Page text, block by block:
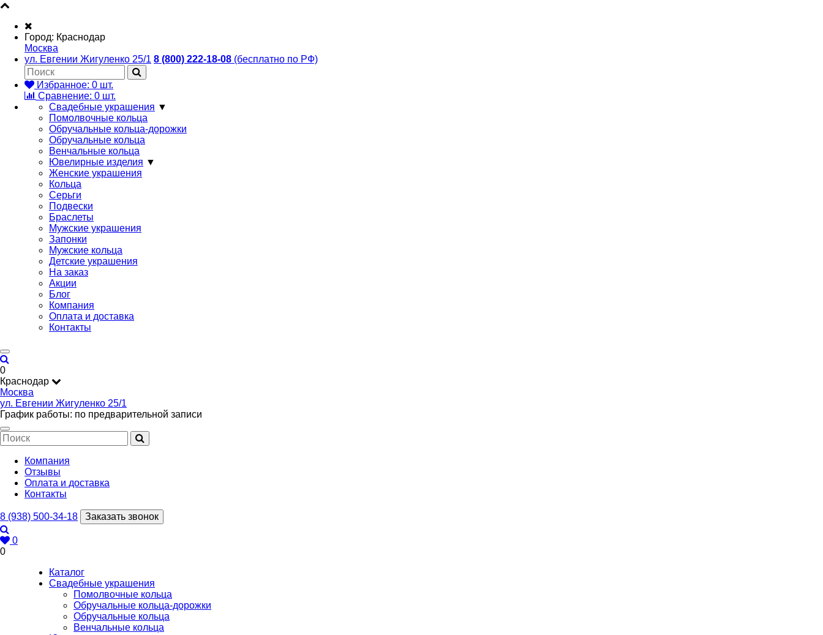
Город: Краснодар
Москва
ул. Евгении Жигуленко 25/1 8 (800) 222-18-08 (бесплатно по РФ)
Избранное: 0 шт.
Сравнение: 0 шт.
Свадебные украшения ▼
Помолвочные кольца
Обручальные кольца-дорожки
Обручальные кольца
Венчальные кольца
Ювелирные изделия ▼
Женские украшения
Кольца
Серьги
Подвески
Браслеты
Мужские украшения
Запонки
Мужские кольца
Детские украшения
На заказ
Акции
Блог
Компания
Оплата и доставка
Контакты
0
Краснодар
Москва
ул. Евгении Жигуленко 25/1
График работы: по предварительной записи
Компания
Отзывы
Оплата и доставка
Контакты
8 (938) 500-34-18 Заказать звонок
0
0
Каталог
Свадебные украшения
Помолвочные кольца
Обручальные кольца-дорожки
Обручальные кольца
Венчальные кольца